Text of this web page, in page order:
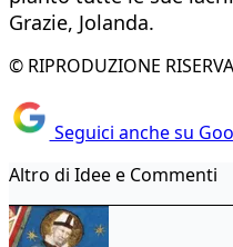
Grazie, Jolanda.
© RIPRODUZIONE
Seguici anche su
Altro di Idee e Commenti